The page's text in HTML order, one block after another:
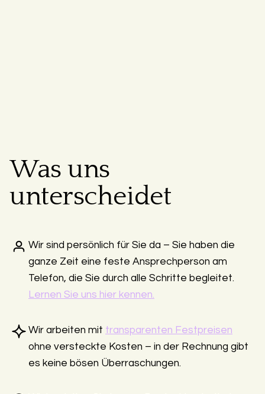
Was uns
unterscheidet
Wir sind persönlich für Sie da – Sie haben die
ganze Zeit eine feste Ansprechperson am
Telefon, die Sie durch alle Schritte begleitet.
Lernen Sie uns hier kennen.
Wir arbeiten mit transparenten Festpreisen
ohne versteckte Kosten – in der Rechnung gibt
es keine bösen Überraschungen.